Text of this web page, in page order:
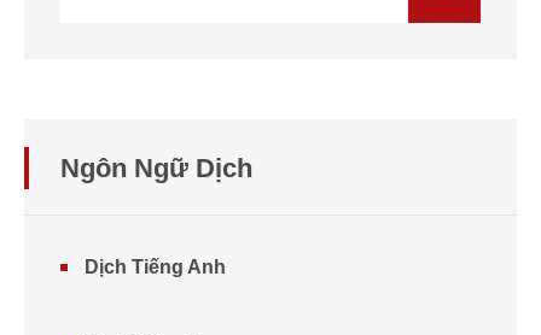
Ngôn Ngữ Dịch
Dịch Tiếng Anh